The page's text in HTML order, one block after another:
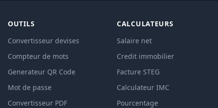
OUTILS
Convertisseur devises
Compteur de mots
Generateur QR Code
Mot de passe
Convertisseur PDF
CALCULATEURS
Salaire net
Credit immobilier
Facture STEG
Calculateur IMC
Pourcentage